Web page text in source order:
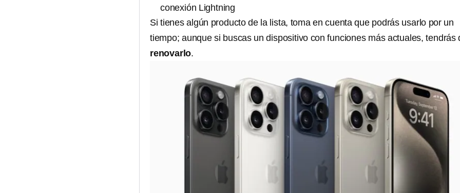
conexión Lightning
Si tienes algún producto de la lista, toma en cuenta que podrás usarlo por un
tiempo; aunque si buscas un dispositivo con funciones más actuales, tendrás
renovarlo.